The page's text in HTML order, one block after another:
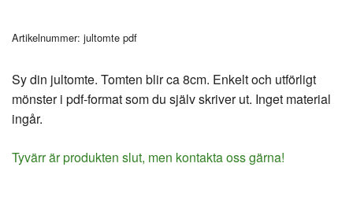
Artikelnummer: jultomte pdf
Sy din jultomte. Tomten blir ca 8cm. Enkelt och utförligt
mönster i pdf-format som du själv skriver ut. Inget material
ingår.
Tyvärr är produkten slut, men kontakta oss gärna!